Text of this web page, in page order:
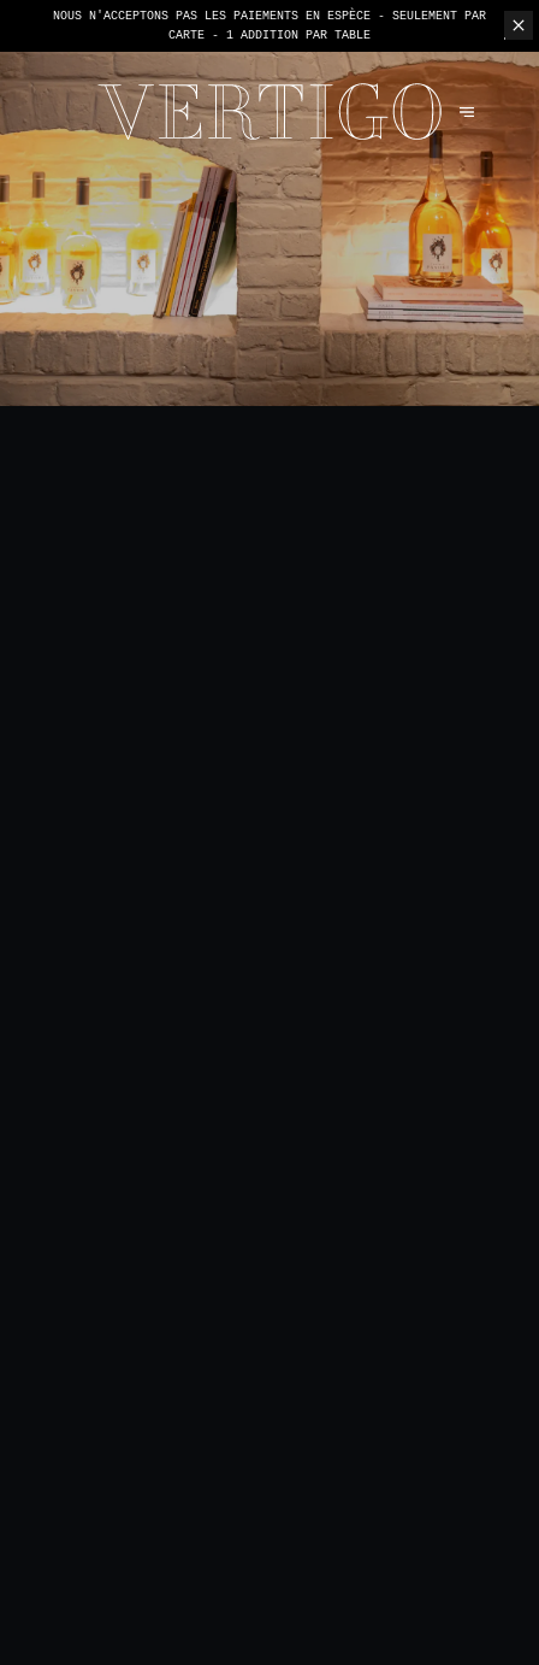
NOUS N'ACCEPTONS PAS LES PAIEMENTS EN ESPÈCE - SEULEMENT PAR
CARTE - 1 ADDITION PAR TABLE